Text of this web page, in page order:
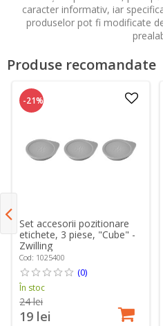
caracter informativ, iar
produselor pot fi modificate
Produse recomandate
-21%
Set accesorii pozitionare
etichete, 3 piese, "Cube" -
Zwilling
Cod: 1025400
(0)
În stoc
24 lei
19 lei